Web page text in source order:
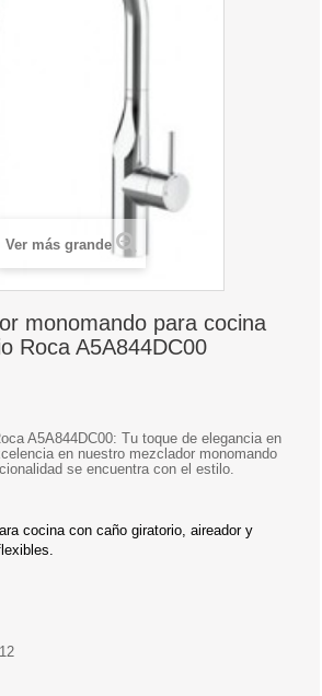
Ver más grande
monomando para cocina
Roca A5A844DC00
A5A844DC00: Tu toque de elegancia en
en nuestro mezclador monomando
se encuentra con el estilo.
cocina con caño giratorio, aireador y